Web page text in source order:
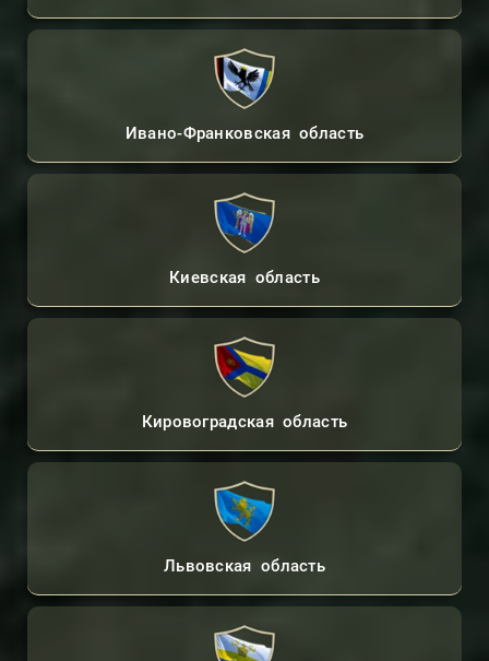
Ивано-Франковская область
Киевская область
Кировоградская область
Львовская область